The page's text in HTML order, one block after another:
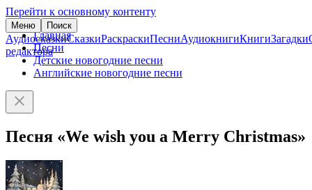
Перейти к основному контенту
Меню Поиск
АудиосказкиСказкиРаскраскиПесниАудиокнигиКнигиЗагадки
редактора
Главная
Песни
Детские новогодние песни
Английские новогодние песни
Песня «We wish you a Merry Christmas»